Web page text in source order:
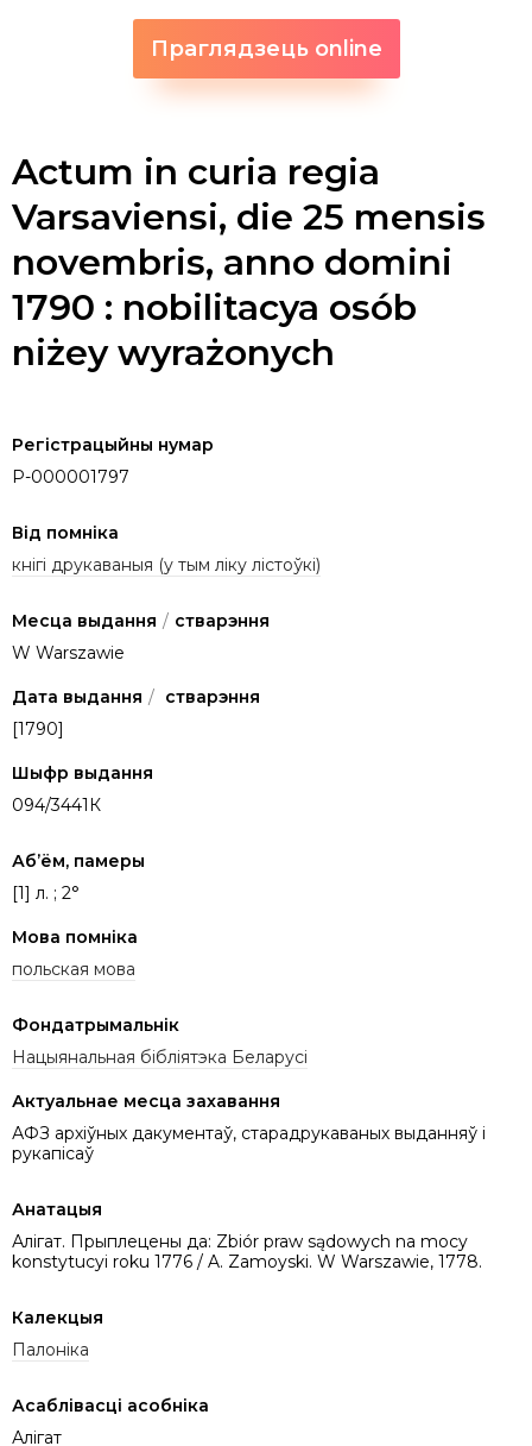
Праглядзець online
Actum in curia regia
Varsaviensi, die 25 mensis
novembris, anno domini
1790 : nobilitacya osób
niżey wyrażonych
Регістрацыйны нумар
P-000001797
Від помніка
кнігі друкаваныя (у тым ліку лістоўкі)
Месца выдання / стварэння
W Warszawie
Дата выдання / стварэння
[1790]
Шыфр выдання
094/3441К
Аб’ём, памеры
[1] л. ; 2°
Мова помніка
польская мова
Фондатрымальнік
Нацыянальная бібліятэка Беларусі
Актуальнае месца захавання
АФЗ архіўных дакументаў, старадрукаваных выданняў і
рукапісаў
Анатацыя
Алігат. Прыплецены да: Zbiór praw sądowych na mocy
konstytucyi roku 1776 / A. Zamoyski. W Warszawie, 1778.
Калекцыя
Палоніка
Асаблівасці асобніка
Алігат